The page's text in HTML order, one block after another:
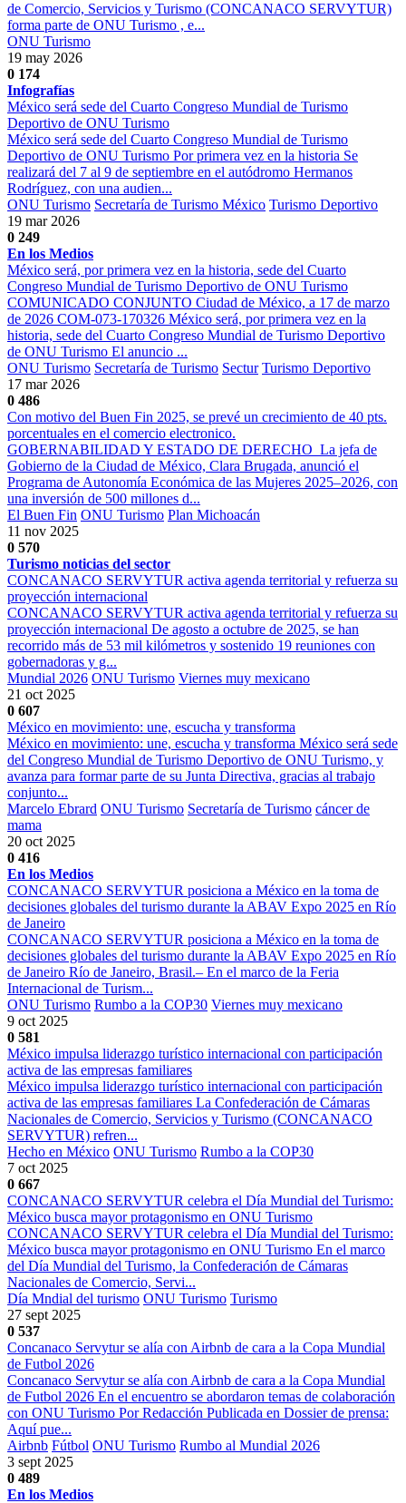
de Comercio, Servicios y Turismo (CONCANACO SERVYTUR)
forma parte de ONU Turismo , e...
ONU Turismo
19 may 2026
0 174
Infografías
México será sede del Cuarto Congreso Mundial de Turismo
Deportivo de ONU Turismo
México será sede del Cuarto Congreso Mundial de Turismo
Deportivo de ONU Turismo Por primera vez en la historia Se
realizará del 7 al 9 de septiembre en el autódromo Hermanos
Rodríguez, con una audien...
ONU Turismo Secretaría de Turismo México Turismo Deportivo
19 mar 2026
0 249
En los Medios
México será, por primera vez en la historia, sede del Cuarto
Congreso Mundial de Turismo Deportivo de ONU Turismo
COMUNICADO CONJUNTO Ciudad de México, a 17 de marzo
de 2026 COM-073-170326 México será, por primera vez en la
historia, sede del Cuarto Congreso Mundial de Turismo Deportivo
de ONU Turismo El anuncio ...
ONU Turismo Secretaría de Turismo Sectur Turismo Deportivo
17 mar 2026
0 486
Con motivo del Buen Fin 2025, se prevé un crecimiento de 40 pts.
porcentuales en el comercio electronico.
GOBERNABILIDAD Y ESTADO DE DERECHO ​ La jefa de
Gobierno de la Ciudad de México, Clara Brugada, anunció el
Programa de Autonomía Económica de las Mujeres 2025–2026, con
una inversión de 500 millones d...
El Buen Fin ONU Turismo Plan Michoacán
11 nov 2025
0 570
Turismo noticias del sector
CONCANACO SERVYTUR activa agenda territorial y refuerza su
proyección internacional
CONCANACO SERVYTUR activa agenda territorial y refuerza su
proyección internacional De agosto a octubre de 2025, se han
recorrido más de 53 mil kilómetros y sostenido 19 reuniones con
gobernadoras y g...
Mundial 2026 ONU Turismo Viernes muy mexicano
21 oct 2025
0 607
México en movimiento: une, escucha y transforma
México en movimiento: une, escucha y transforma México será sede
del Congreso Mundial de Turismo Deportivo de ONU Turismo, y
avanza para formar parte de su Junta Directiva, gracias al trabajo
conjunto...
Marcelo Ebrard ONU Turismo Secretaría de Turismo cáncer de
mama
20 oct 2025
0 416
En los Medios
CONCANACO SERVYTUR posiciona a México en la toma de
decisiones globales del turismo durante la ABAV Expo 2025 en Río
de Janeiro
CONCANACO SERVYTUR posiciona a México en la toma de
decisiones globales del turismo durante la ABAV Expo 2025 en Río
de Janeiro Río de Janeiro, Brasil.– En el marco de la Feria
Internacional de Turism...
ONU Turismo Rumbo a la COP30 Viernes muy mexicano
9 oct 2025
0 581
México impulsa liderazgo turístico internacional con participación
activa de las empresas familiares
México impulsa liderazgo turístico internacional con participación
activa de las empresas familiares La Confederación de Cámaras
Nacionales de Comercio, Servicios y Turismo (CONCANACO
SERVYTUR) refren...
Hecho en México ONU Turismo Rumbo a la COP30
7 oct 2025
0 667
CONCANACO SERVYTUR celebra el Día Mundial del Turismo:
México busca mayor protagonismo en ONU Turismo
CONCANACO SERVYTUR celebra el Día Mundial del Turismo:
México busca mayor protagonismo en ONU Turismo En el marco
del Día Mundial del Turismo, la Confederación de Cámaras
Nacionales de Comercio, Servi...
Día Mndial del turismo ONU Turismo Turismo
27 sept 2025
0 537
Concanaco Servytur se alía con Airbnb de cara a la Copa Mundial
de Futbol 2026
Concanaco Servytur se alía con Airbnb de cara a la Copa Mundial
de Futbol 2026 En el encuentro se abordaron temas de colaboración
con ONU Turismo Por Redacción Publicada en Dossier de prensa:
Aquí pue...
Airbnb Fútbol ONU Turismo Rumbo al Mundial 2026
3 sept 2025
0 489
En los Medios